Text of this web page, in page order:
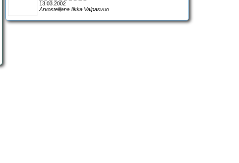
13.03.2002
Arvostelijana Ilkka Valpasvuo